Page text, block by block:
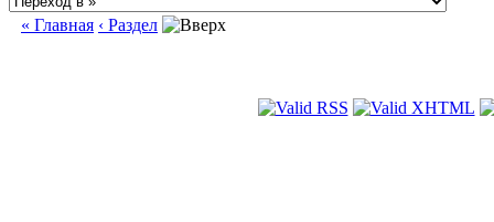
« Главная ‹ Раздел